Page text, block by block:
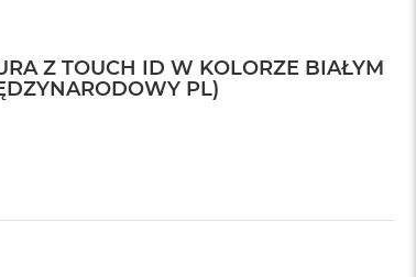
Z TOUCH ID W KOLORZE BIAŁYM
PL)